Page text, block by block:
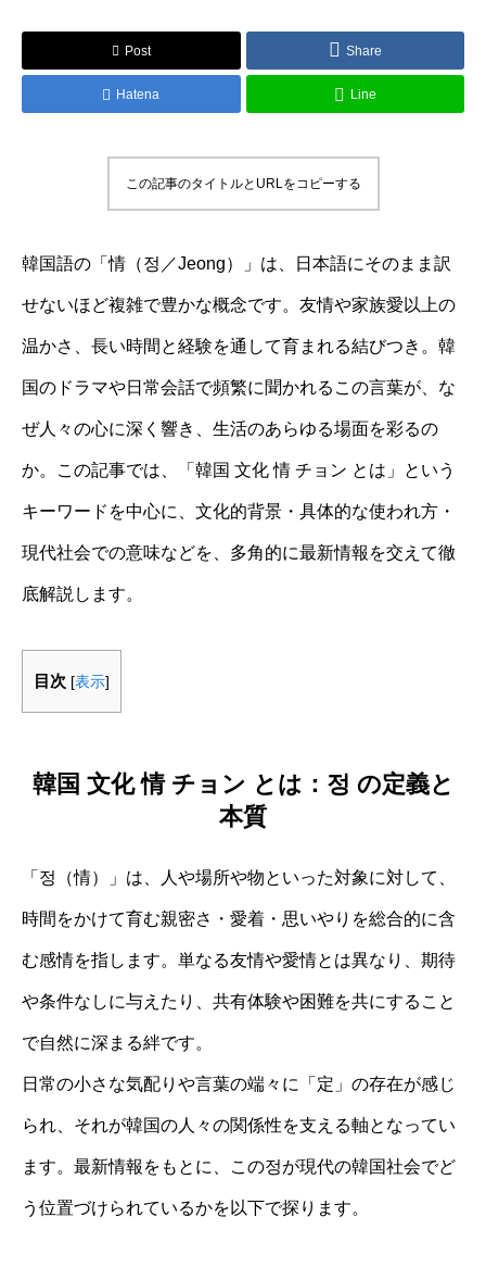
Post Share
Hatena Line
この記事のタイトルとURLをコピーする
韓国語の「情（정／Jeong）」は、日本語にそのまま訳
せないほど複雑で豊かな概念です。友情や家族愛以上の
温かさ、長い時間と経験を通して育まれる結びつき。韓
国のドラマや日常会話で頻繁に聞かれるこの言葉が、な
ぜ人々の心に深く響き、生活のあらゆる場面を彩るの
か。この記事では、「韓国 文化 情 チョン とは」という
キーワードを中心に、文化的背景・具体的な使われ方・
現代社会での意味などを、多角的に最新情報を交えて徹
底解説します。
目次 [表示]
韓国 文化 情 チョン とは：정 の定義と
本質
「정（情）」は、人や場所や物といった対象に対して、
時間をかけて育む親密さ・愛着・思いやりを総合的に含
む感情を指します。単なる友情や愛情とは異なり、期待
や条件なしに与えたり、共有体験や困難を共にすること
で自然に深まる絆です。
日常の小さな気配りや言葉の端々に「定」の存在が感じ
られ、それが韓国の人々の関係性を支える軸となってい
ます。最新情報をもとに、この정が現代の韓国社会でど
う位置づけられているかを以下で探ります。